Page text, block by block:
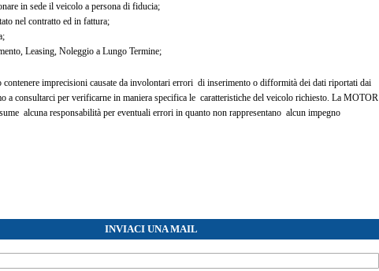
in sede il veicolo a persona di fiducia;
nel contratto ed in fattura;
Leasing, Noleggio a Lungo Termine;
imprecisioni causate da involontari errori di inserimento o difformità dei dati riportati dai
a consultarci per verificarne in maniera specifica le caratteristiche del veicolo richiesto. La MOTOR
alcuna responsabilità per eventuali errori in quanto non rappresentano alcun impegno
INVIACI UNA MAIL